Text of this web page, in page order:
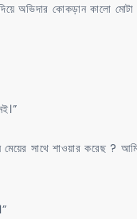
অভিদার কোকড়ান কালো
সাথে শাওয়ার করেছ ?